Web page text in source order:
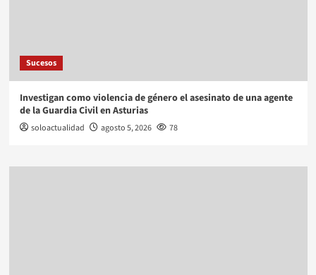
Sucesos
Investigan como violencia de género el asesinato de una agente
de la Guardia Civil en Asturias
soloactualidad agosto 5, 2026 78